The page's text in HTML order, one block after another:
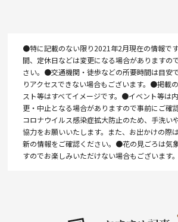
●特に記載のない限り2021年2月現在の情報で
間、定休日などは変更になる場合がありますの
さい。●交通機関・徒歩などの所要時間は目安
りアクセスできない場合もございます。●掲載
スト等はすべてイメージです。●イベント等は
更・中止となる場合がありますので事前にご確
コロナウイルス感染症拡大防止のため、手洗い
協力をお願いいたします。また、お出かけの際
新の情報をご確認ください。●花の見ごろは気
すのでお楽しみいただけない場合もございます。